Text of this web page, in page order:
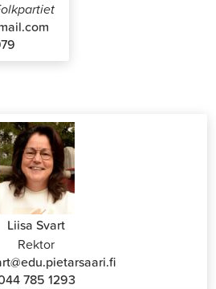
Liisa Svart
Rektor
785 1293